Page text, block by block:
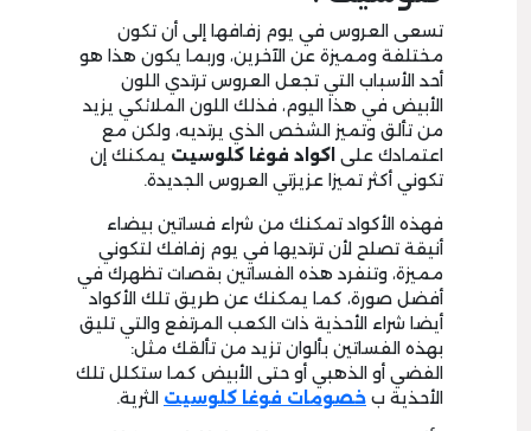
تسعى العروس في يوم زفافها إلى أن تكون
مختلفة ومميزة عن الآخرين، وربما يكون هذا هو
أحد الأسباب التي تجعل العروس ترتدي اللون
الأبيض في هذا اليوم، فذلك اللون الملائكي يزيد
من تألق وتميز الشخص الذي يرتديه، ولكن مع
اعتمادك على اكواد فوغا كلوسيت يمكنك إن
تكوني أكثر تميزا عزيزتي العروس الجديدة.
فهذه الأكواد تمكنك من شراء فساتين بيضاء
أنيقة تصلح لأن ترتديها في يوم زفافك لتكوني
مميزة، وتنفرد هذه الفساتين بقصات تظهرك في
أفضل صورة، كما يمكنك عن طريق تلك الأكواد
أيضا شراء الأحذية ذات الكعب المرتفع والتي تليق
بهذه الفساتين بألوان تزيد من تألقك مثل:
الفضي أو الذهبي أو حتى الأبيض كما ستكلل تلك
الأحذية ب خصومات فوغا كلوسيت الثرية.